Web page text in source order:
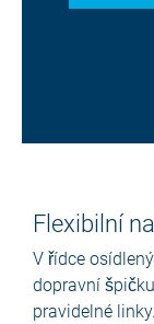
Flexibilní
V řídce
dopravní
pravidelné